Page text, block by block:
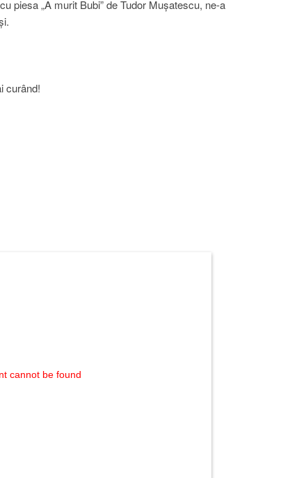
piesa „A murit Bubi” de Tudor Mușatescu, ne-a
curând!
cannot be found